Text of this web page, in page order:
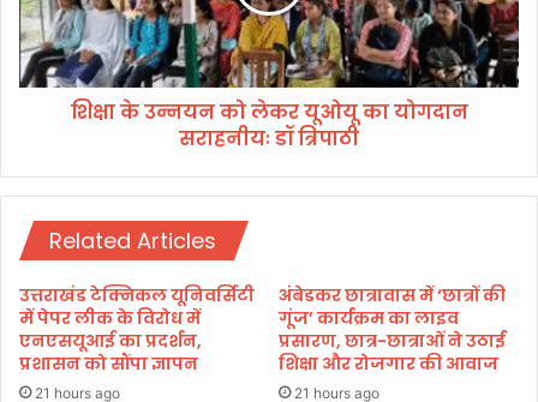
अ
न्न
म
हो
में
ति
भा
कि
या
य
न
को
ले
का
यो
ग
दा
न
स
रा
शिक्षा के उन्नयन को लेकर यूओयू का योगदान
सराहनीयः डॉ त्रिपाठी
Related Articles
उत्तराखंड टेक्निकल यूनिवर्सिटी
में पेपर लीक के विरोध में
एनएसयूआई का प्रदर्शन,
प्रशासन को सौंपा ज्ञापन
21 hours ago
अंबेडकर छात्रावास में ‘छात्रों की
गूंज’ कार्यक्रम का लाइव
प्रसारण, छात्र-छात्राओं ने उठाई
शिक्षा और रोजगार की आवाज
21 hours ago